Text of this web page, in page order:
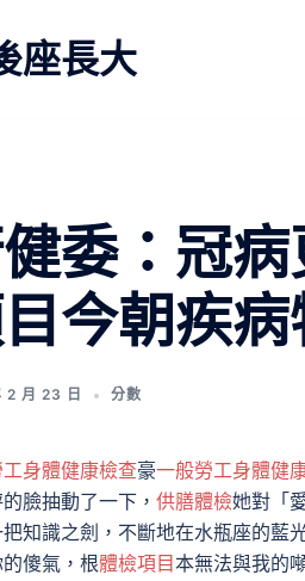
座長大
委：冠
今朝疾
月 23 日 分數
身體健康檢查豪一般勞工身體健
臉抽動了一下， 供膳體檢她對「
知識之劍，不斷地在水瓶座的藍
傻氣，根體檢項目本無法與我的